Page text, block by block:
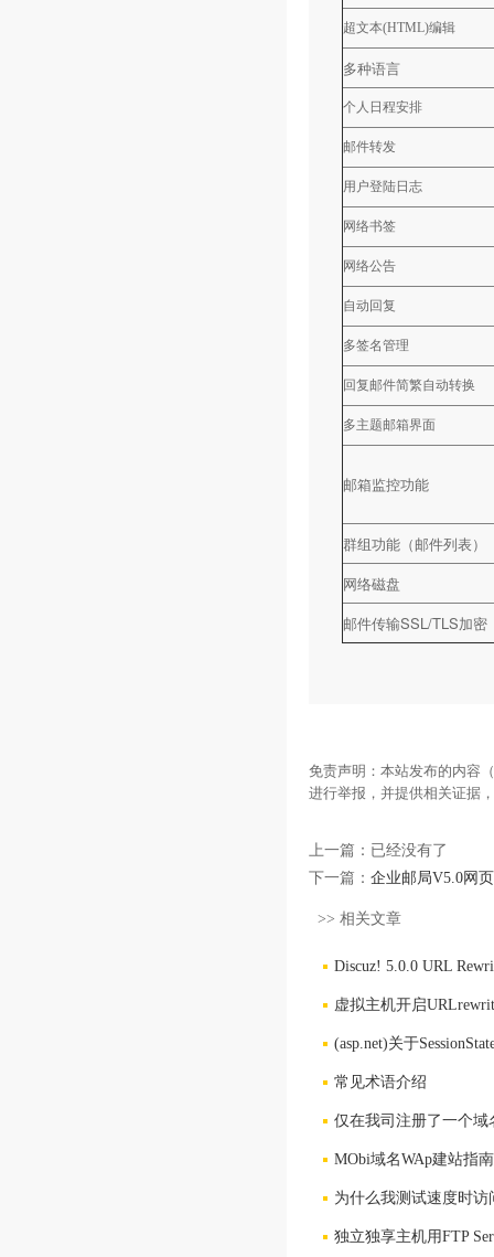
超文本(HTML)编辑
多种语言
个人日程安排
邮件转发
用户登陆日志
网络书签
网络公告
自动回复
多签名管理
回复邮件简繁自动转换
多主题邮箱界面
邮箱监控功能
群组功能（邮件列表）
网络磁盘
邮件传输SSL/TLS加密
免责声明：本站发布的内容
进行举报，并提供相关证据
上一篇：已经没有了
下一篇： 企业邮局V5.0网
>> 相关文章
Discuz! 5.0.0 URL
虚拟主机开启
(asp.net)关于
常见术语介绍
仅在我司注册了一个
MObi域名WAp建站指南
为什么我测试速度时
独立独享主机用FTP